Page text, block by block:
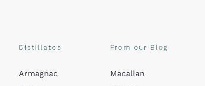
Distillates
Armagnac
From our Blog
Macallan